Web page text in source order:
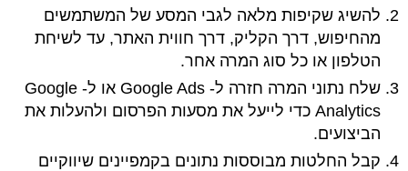
להשיג שקיפות מלאה לגבי המסע של המשתמשים
מהחיפוש, דרך הקליק, דרך חווית האתר, עד לשיחת
הטלפון או כל סוג המרה אחר.
שלח נתוני המרה חזרה ל- Google Ads או ל- Google
Analytics כדי לייעל את מסעות הפרסום ולהעלות את
הביצועים.
קבל החלטות מבוססות נתונים בקמפיינים שיווקיים